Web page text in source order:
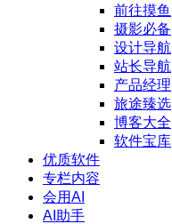
前往摸鱼
摄影必备
设计导航
站长导航
产品经理
旅途臻选
博客大全
软件宝库
优质软件
专栏内容
会用AI
AI助手